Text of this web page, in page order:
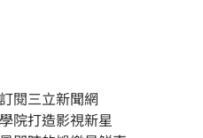
閱三立新聞網
院打造影視新星